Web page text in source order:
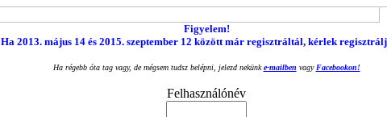
Figyelem!
Ha 2013. május 14 és 2015. szeptember 12 között már regisztráltál, kérlek
Ha régebb óta tag vagy, de mégsem tudsz belépni, jelezd nekünke-mailben vagy Facebookon!
Felhasználónév